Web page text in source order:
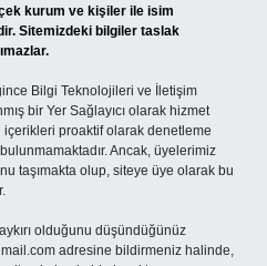
kurum ve kişiler ile isim
Sitemizdeki bilgiler taslak
Bilgi Teknolojileri ve İletişim
bir Yer Sağlayıcı olarak hizmet
proaktif olarak denetleme
Ancak, üyelerimiz
taşımakta olup, siteye üye olarak bu
olduğunu düşündüğünüz
adresine bildirmeniz halinde,